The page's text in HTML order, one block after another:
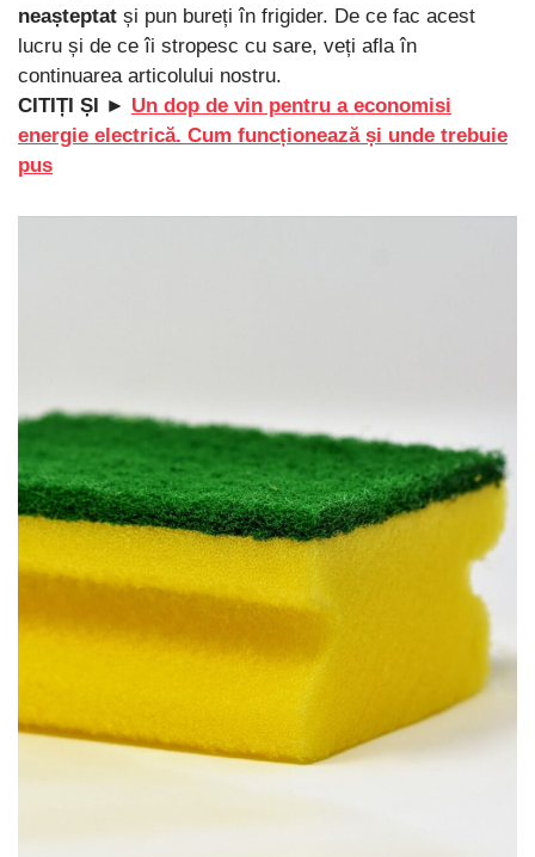
neașteptat și pun bureți în frigider. De ce fac acest
lucru și de ce îi stropesc cu sare, veți afla în
continuarea articolului nostru.
CITIȚI ȘI ► Un dop de vin pentru a economisi
energie electrică. Cum funcționează și unde trebuie
pus